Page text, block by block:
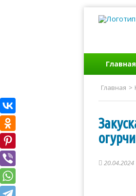
Главная
Главная >
20.04.2024